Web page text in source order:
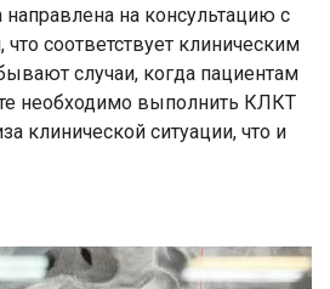
на консультацию с
соответствует клиническим
случаи, когда пациентам
необходимо выполнить КЛКТ
клинической ситуации, что и